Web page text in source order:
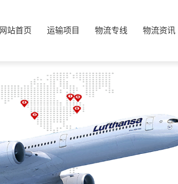
网站首页 运输项目 物流专线 物流资讯